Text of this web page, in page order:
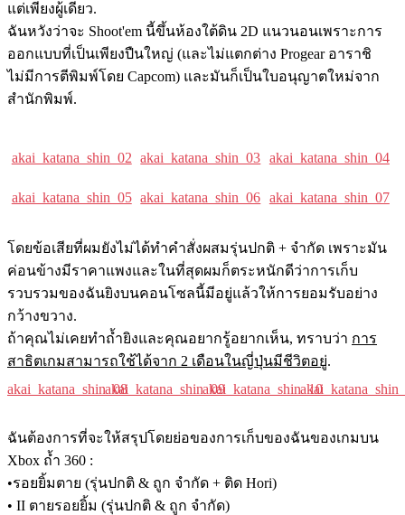
แต่เพียงผู้เดียว.
ฉันหวังว่าจะ Shoot'em นี้ขึ้นห้องใต้ดิน 2D แนวนอนเพราะการ
ออกแบบที่เป็นเพียงปืนใหญ่ (และไม่แตกต่าง Progear อาราชิ
ไม่มีการตีพิมพ์โดย Capcom) และมันก็เป็นใบอนุญาตใหม่จาก
สำนักพิมพ์.
akai_katana_shin_02 akai_katana_shin_03 akai_katana_shin_04
akai_katana_shin_05 akai_katana_shin_06 akai_katana_shin_07
โดยข้อเสียที่ผมยังไม่ได้ทำคำสั่งผสมรุ่นปกติ + จำกัด เพราะมัน
ค่อนข้างมีราคาแพงและในที่สุดผมก็ตระหนักดีว่าการเก็บ
รวบรวมของฉันยิงบนคอนโซลนี้มีอยู่แล้วให้การยอมรับอย่าง
กว้างขวาง.
ถ้าคุณไม่เคยทำถ้ำยิงและคุณอยากรู้อยากเห็น, ทราบว่า การ
สาธิตเกมสามารถใช้ได้จาก 2 เดือนในญี่ปุ่นมีชีวิตอยู่.
akai_katana_shin_08akai_katana_shin_09akai_katana_shin_10
ฉันต้องการที่จะให้สรุปโดยย่อของการเก็บของฉันของเกมบน
Xbox ถ้ำ 360 :
•รอยยิ้มตาย (รุ่นปกติ & ถูก จำกัด + ติด Hori)
• II ตายรอยยิ้ม (รุ่นปกติ & ถูก จำกัด)